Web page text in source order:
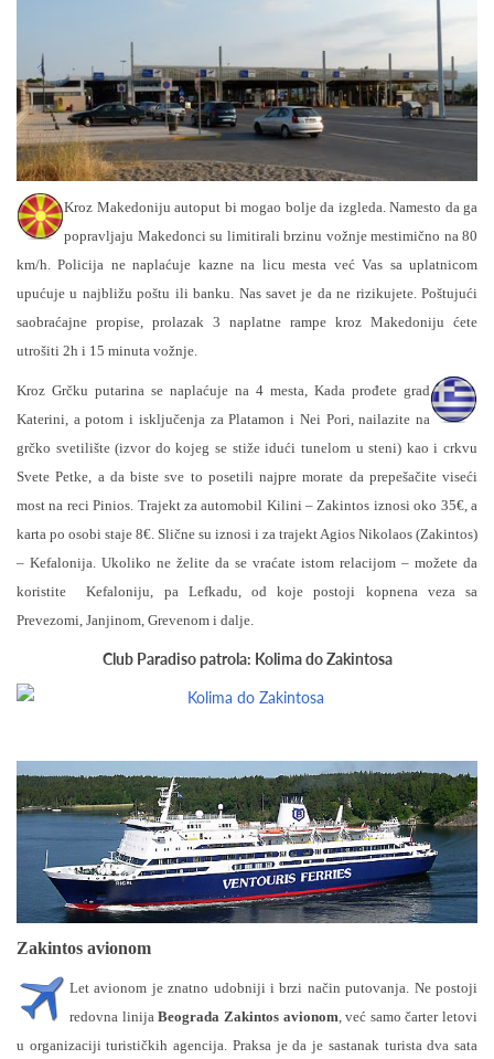
Kroz Makedoniju autoput bi mogao bolje da izgleda. Namesto da ga
popravljaju Makedonci su limitirali brzinu vožnje mestimično na 80
km/h. Policija ne naplaćuje kazne na licu mesta već Vas sa uplatnicom
upućuje u najbližu poštu ili banku. Nas savet je da ne rizikujete. Poštujući
saobraćajne propise, prolazak 3 naplatne rampe kroz Makedoniju ćete
utrošiti 2h i 15 minuta vožnje.
Kroz Grčku putarina se naplaćuje na 4 mesta, Kada prođete grad
Katerini, a potom i isključenja za Platamon i Nei Pori, nailazite na
grčko svetilište (izvor do kojeg se stiže idući tunelom u steni) kao i crkvu
Svete Petke, a da biste sve to posetili najpre morate da prepešačite viseći
most na reci Pinios. Trajekt za automobil Kilini – Zakintos iznosi oko 35€, a
karta po osobi staje 8€. Slične su iznosi i za trajekt Agios Nikolaos (Zakintos)
– Kefalonija. Ukoliko ne želite da se vraćate istom relacijom – možete da
koristite Kefaloniju, pa Lefkadu, od koje postoji kopnena veza sa
Prevezomi, Janjinom, Grevenom i dalje.
Club Paradiso patrola: Kolima do Zakintosa
Zakintos avionom
Let avionom je znatno udobniji i brzi način putovanja. Ne postoji
redovna linijaBeograda Zakintos avionom, već samo čarter letovi
u organizaciji turističkih agencija. Praksa je da je sastanak turista dva sata